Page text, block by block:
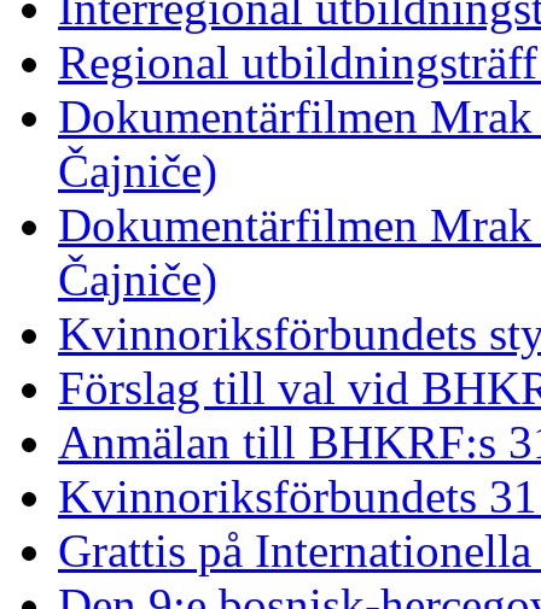
Regional
Dokumentärfilmen
Čajniče)
Dokumentärfilmen
Čajniče)
Kvinnoriksförbundets
Förslag till val vid
Anmälan till BHKRF:s
Kvinnoriksförbundets
Grattis på